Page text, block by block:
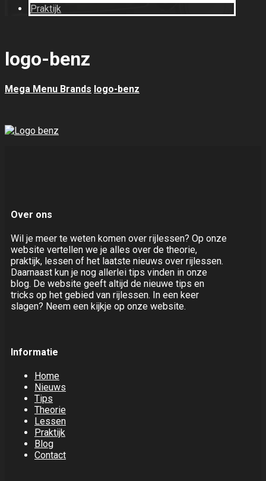
Praktijk
logo-benz
Mega Menu Brands logo-benz
Over ons
Wil je meer te weten komen over rijlessen? Op onze
website vertellen we je alles over de theorie,
praktijk, lessen of het laatste nieuws over rijlessen.
Daarnaast kun je nog allerlei tips vinden in onze
blog. De website geeft altijd de nieuwe tips en
tricks op het gebied van rijlessen. In een keer
slagen? Neem een kijkje op onze website.
Informatie
Home
Nieuws
Tips
Theorie
Lessen
Praktijk
Blog
Contact